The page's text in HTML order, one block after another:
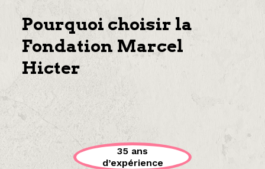
Pourquoi choisir la
Fondation Marcel
Hicter
35 ans
d’expérience